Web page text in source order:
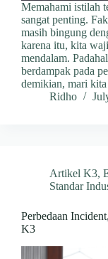
Memahami istilah
sangat penting.
masih bingung
karena itu, kita
mendalam.
berdampak pada
demikian, mari
Ridho
Artikel K3,
Standar
Perbedaan
K3